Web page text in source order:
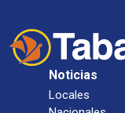
Noticias
Locales